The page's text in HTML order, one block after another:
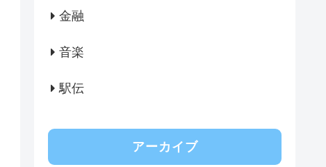
金融
音楽
駅伝
アーカイブ